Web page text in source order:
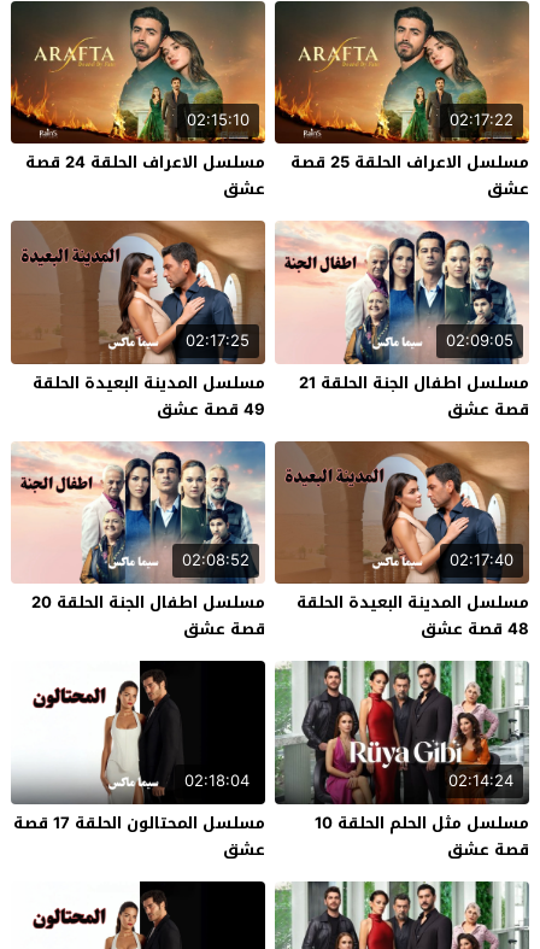
02:17:22
مسلسل الاعراف الحلقة 25 قصة
عشق
02:15:10
مسلسل الاعراف الحلقة 24 قصة
عشق
02:09:05
مسلسل اطفال الجنة الحلقة 21
قصة عشق
02:17:25
مسلسل المدينة البعيدة الحلقة
49 قصة عشق
02:17:40
مسلسل المدينة البعيدة الحلقة
48 قصة عشق
02:08:52
مسلسل اطفال الجنة الحلقة 20
قصة عشق
02:14:24
مسلسل مثل الحلم الحلقة 10
قصة عشق
02:18:04
مسلسل المحتالون الحلقة 17 قصة
عشق